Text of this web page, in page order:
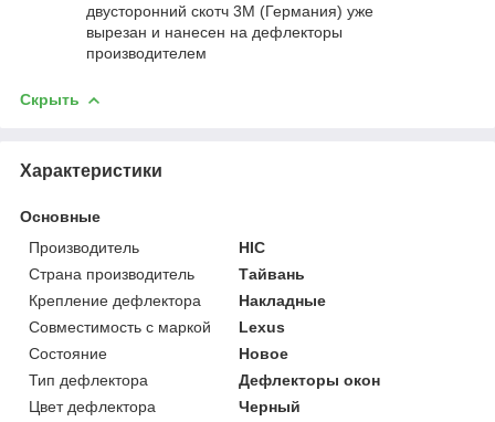
двусторонний скотч 3М (Германия) уже
вырезан и нанесен на дефлекторы
производителем
Скрыть
Характеристики
Основные
Производитель
HIC
Страна производитель
Тайвань
Крепление дефлектора
Накладные
Совместимость с маркой
Lexus
Состояние
Новое
Тип дефлектора
Дефлекторы окон
Цвет дефлектора
Черный